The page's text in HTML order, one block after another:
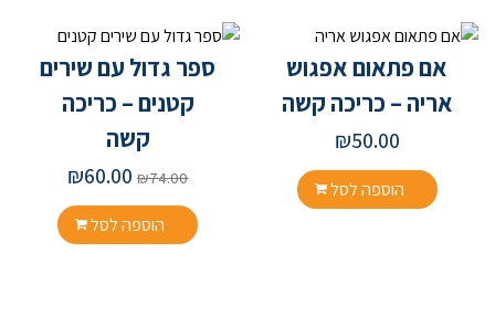
אם פתאום אפגוש
אריה – כריכה קשה
₪50.00
הוספה לסל
ספר גדול עם שירים
קטנים – כריכה
קשה
₪74.00
₪60.00
הוספה לסל